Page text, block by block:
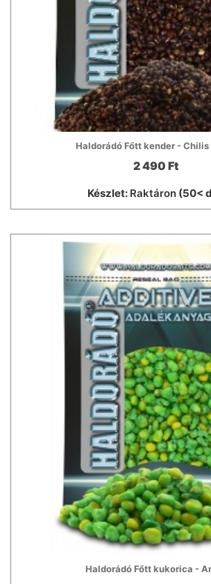
Haldorádó Főtt kender - Chilis
2 490 Ft
Készlet: Raktáron (50<
Haldorádó Főtt kukorica -